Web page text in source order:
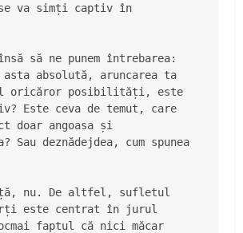
va simți captiv în
să ne punem întrebarea:
absolută, aruncarea ta
oricăror posibilități, este
Este ceva de temut, care
doar angoasa și
Sau deznădejdea, cum spunea
nu. De altfel, sufletul
este centrat în jurul
faptul că nici măcar